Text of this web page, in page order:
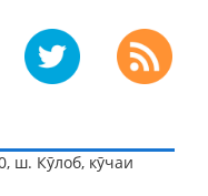
ш. Кӯлоб, кӯчаи